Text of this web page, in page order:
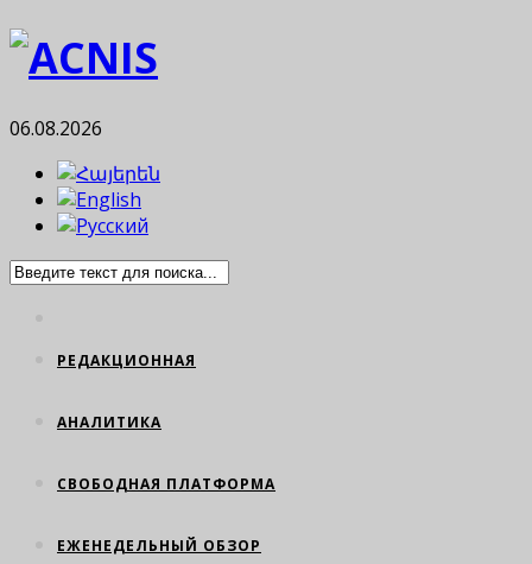
06.08.2026
РЕДАКЦИОННАЯ
АНАЛИТИКА
СВОБОДНАЯ ПЛАТФОРМА
ЕЖЕНЕДЕЛЬНЫЙ ОБЗОР